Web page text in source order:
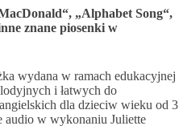
„Alphabet Song“,
znane piosenki w
wydana w ramach edukacyjnej
i łatwych do
dla dzieciw wieku od 3
audio w wykonaniu Juliette